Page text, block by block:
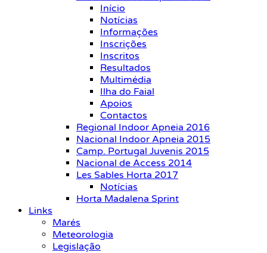
Início
Notícias
Informações
Inscrições
Inscritos
Resultados
Multimédia
Ilha do Faial
Apoios
Contactos
Regional Indoor Apneia 2016
Nacional Indoor Apneia 2015
Camp. Portugal Juvenis 2015
Nacional de Access 2014
Les Sables Horta 2017
Notícias
Horta Madalena Sprint
Links
Marés
Meteorologia
Legislação